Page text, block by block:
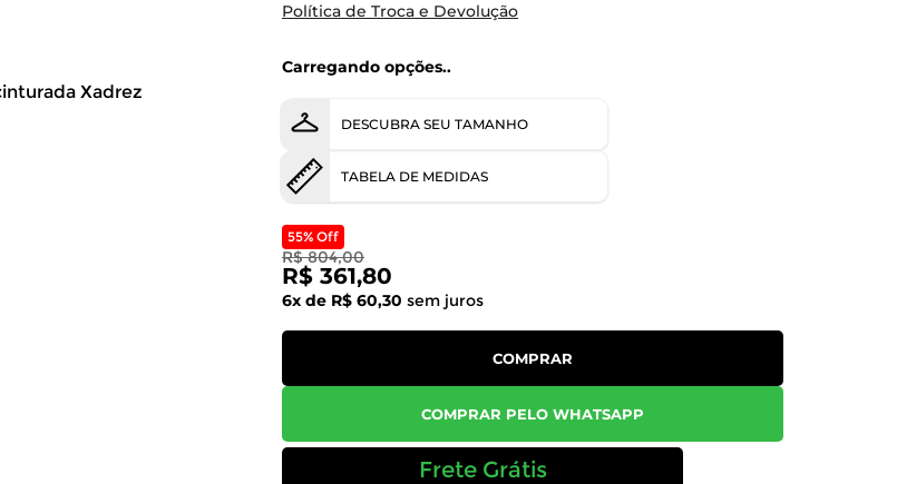
Política de Troca e Devolução
Carregando opções..
DESCUBRA SEU TAMANHO
TABELA DE MEDIDAS
55% Off
R$ 804,00
R$ 361,80
6x de R$ 60,30 sem juros
COMPRAR
COMPRAR PELO WHATSAPP
Frete Grátis